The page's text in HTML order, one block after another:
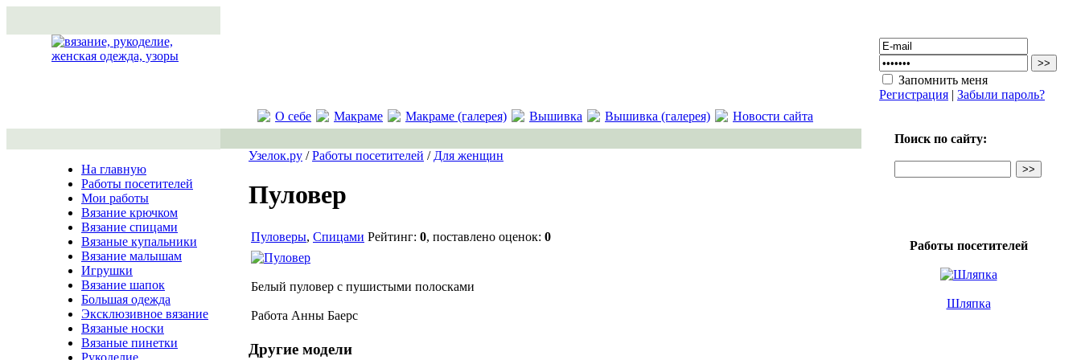
Запомнить меня
Регистрация | Забыли пароль?
О себе
Макраме Макраме (галерея) Вышивка Вышивка (галерея) Новости сайта
На главную
Работы посетителей
Мои работы
Вязание крючком
Вязание спицами
Вязаные купальники
Вязание малышам
Игрушки
Вязание шапок
Большая одежда
Эксклюзивное вязание
Вязаные носки
Вязаные пинетки
Рукоделие
Узелок.ру /Работы посетителей / Для женщин
Пуловер
Пуловеры, Спицами Рейтинг: 0, поставлено оценок: 0
Белый пуловер с пушистыми полосками
Работа Анны Баерс
Другие модели
Поиск по сайту:
Работы посетителей
Шляпка